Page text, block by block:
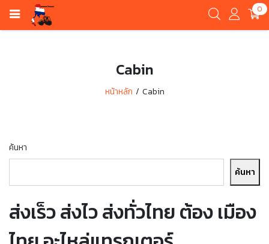
0
Cabin
หน้าหลัก Cabin
ค้นหา
ค้นหา
ส่งเร็ว ส่งไว ส่งทั่วไทย ต้อง เมือง